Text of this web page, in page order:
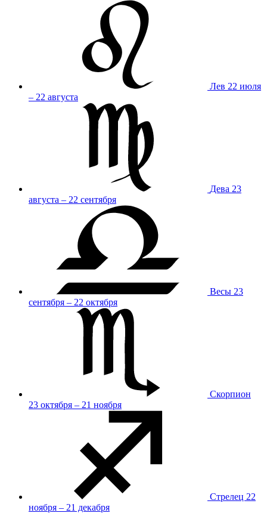
Лев 22 июля
– 22 августа
Дева 23
августа – 22 сентября
Весы 23
сентября – 22 октября
Скорпион
23 октября – 21 ноября
Стрелец 22
ноября – 21 декабря